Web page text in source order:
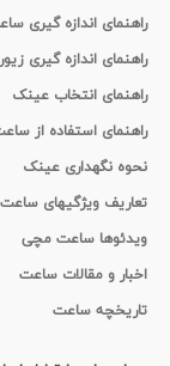
راهنمای اندازه گیری
راهنمای اندازه گیری زیور
راهنمای انتخاب عینک
راهنمای استفاده از
نحوه نگهداری عینک
تعاریف ویژگیهای ساعت
ویدئوها ساعت مچی
اخبار و مقالات ساعت
تاریخچه ساعت